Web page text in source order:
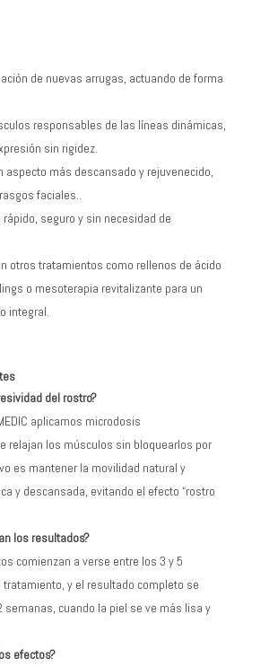
de nuevas arrugas, actuando de forma
responsables de las líneas dinámicas,
sin rigidez.
aspecto más descansado y rejuvenecido,
faciales..
seguro y sin necesidad de
otros tratamientos como rellenos de ácido
o mesoterapia revitalizante para un
integral.
del rostro?
aplicamos microdosis
relajan los músculos sin bloquearlos por
es mantener la movilidad natural y
y descansada, evitando el efecto “rostro
los resultados?
comienzan a verse entre los 3 y 5
y el resultado completo se
semanas, cuando la piel se ve más lisa y
efectos?